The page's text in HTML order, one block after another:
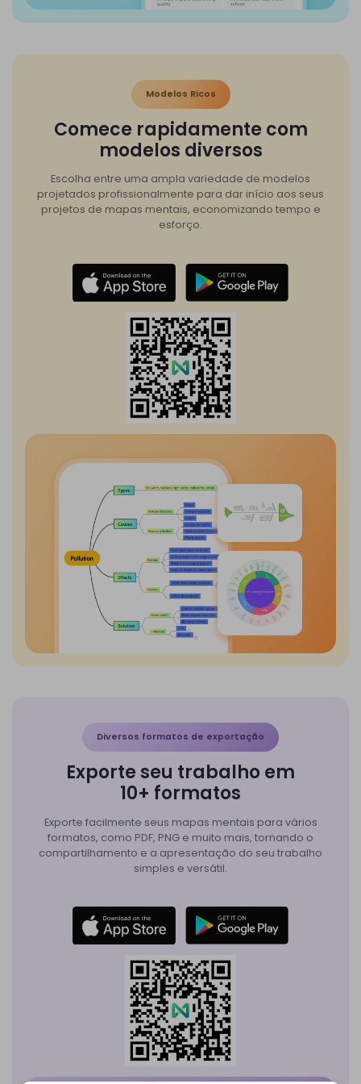
Modelos Ricos
Comece rapidamente com
modelos diversos
Escolha entre uma ampla variedade de modelos
projetados profissionalmente para dar início aos seus
projetos de mapas mentais, economizando tempo e
esforço.
Diversos formatos de exportação
Exporte seu trabalho em
10+ formatos
Exporte facilmente seus mapas mentais para vários
formatos, como PDF, PNG e muito mais, tornando o
compartilhamento e a apresentação do seu trabalho
simples e versátil.